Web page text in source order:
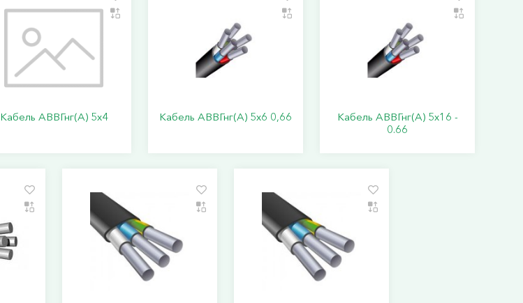
Кабель АВВГнг(А) 5х4 Кабель АВВГнг(А) 5х6 0,66
Кабель АВВГнг(А) 5х16 -
0.66